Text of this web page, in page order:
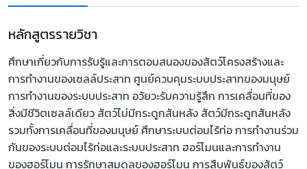
หลักสูตรรายวิชา
ศึกษาเกี่ยวกับการรับรู้และการตอบสนองของสัตว์โครงสร้างและ
การทำงานของเซลล์ประสาท ศูนย์ควบคุมระบบประสาทของมนุษย์
การทำงานของระบบประสาท อวัยวะรับความรู้สึก การเคลื่อนที่ของ
สิ่งมีชีวิตเซลล์เดียว สัตว์ไม่มีกระดูกสันหลัง สัตว์มีกระดูกสันหลัง
รวมทั้งการเคลื่อนที่ของมนุษย์ ศึกษาระบบต่อมไร้ท่อ การทำงานร่วม
กันของระบบต่อมไร้ท่อและระบบประสาท ฮอร์โมนและการทำงาน
ของฮอร์โมน การรักษาสมดุลของฮอร์โมน การสืบพันธุ์ของสัตว์